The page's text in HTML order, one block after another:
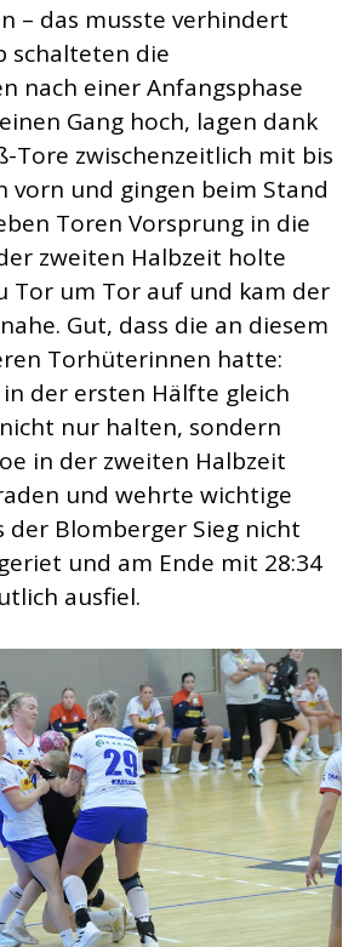
– das musste verhindert
schalteten die
nach einer Anfangsphase
Gang hoch, lagen dank
Tore zwischenzeitlich mit bis
vorn und gingen beim Stand
Toren Vorsprung in die
zweiten Halbzeit holte
Tor um Tor auf und kam der
Gut, dass die an diesem
Torhüterinnen hatte:
der ersten Hälfte gleich
nur halten, sondern
in der zweiten Halbzeit
und wehrte wichtige
der Blomberger Sieg nicht
und am Ende mit 28:34
ausfiel.